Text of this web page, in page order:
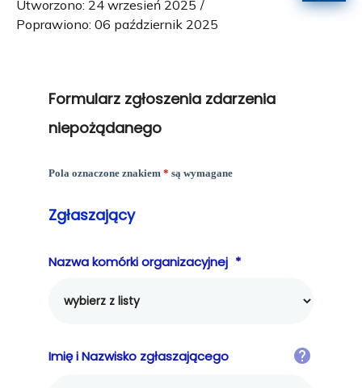
Utworzono: 24 wrzesień 2025
Poprawiono: 06 październik 2025
Formularz zgłoszenia zdarzenia
niepożądanego
Pola oznaczone znakiem * są wymagane
Zgłaszający
Nazwa komórki organizacyjnej *
Imię i Nazwisko zgłaszającego